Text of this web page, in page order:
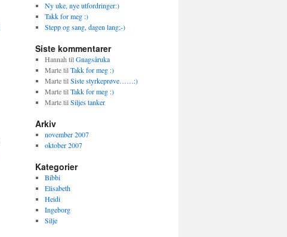
Ny uke, nye utfordringer:)
Takk for meg :)
Stepp og sang, dagen lang;-)
Siste kommentarer
Hannah tilGnagsåruka
MartetilTakk for meg :)
MartetilSiste styrkeprøve……:)
MartetilTakk for meg :)
MartetilSiljes tanker
Arkiv
november 2007
oktober 2007
Kategorier
Bibbi
Elisabeth
Heidi
Ingeborg
Silje